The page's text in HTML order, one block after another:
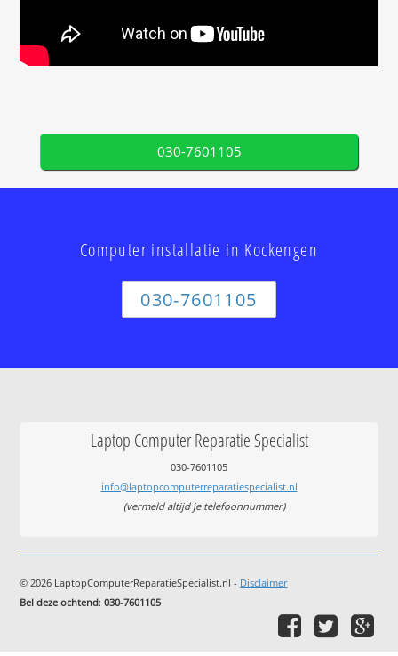
030-7601105
Computer installatie in Kockengen
030-7601105
Laptop Computer Reparatie Specialist
030-7601105
info@laptopcomputerreparatiespecialist.nl
(vermeld altijd je telefoonnummer)
© 2026 LaptopComputerReparatieSpecialist.nl - Disclaimer
Bel deze ochtend:030-7601105